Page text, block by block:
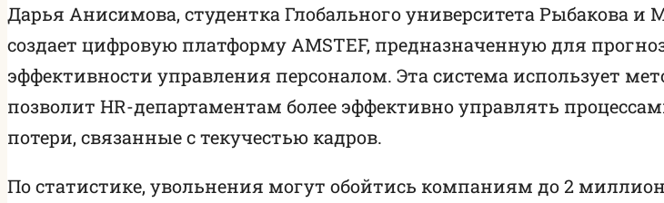
Дарья Анисимова, студентка Глобального университета Рыбакова
создает цифровую платформу AMSTEF, предназначенную для
эффективности управления персоналом. Эта система использует
позволит HR-департаментам более эффективно управлять
потери, связанные с текучестью кадров.
По статистике, увольнения могут обойтись компаниям до 2